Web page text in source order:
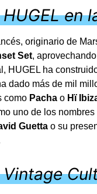
en
originario de
Set,
HUGEL ha
dado más de mil
como Pacha o Hï
uno de los
Guetta o su